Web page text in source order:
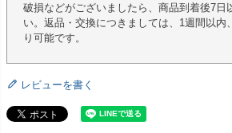
破損などがございましたら、商品到着後7日
い。返品・交換につきましては、1週間以内
り可能です。
レビューを書く